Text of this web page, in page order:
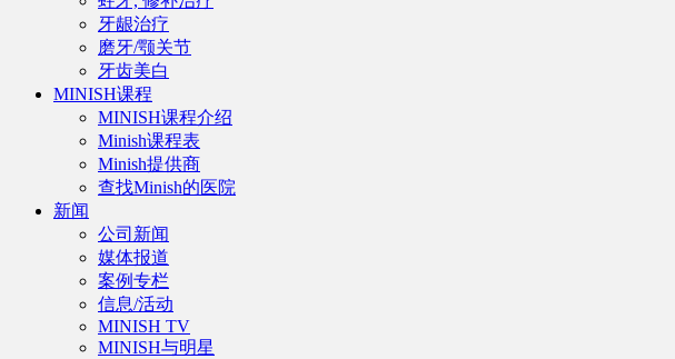
牙龈治疗
磨牙/颚关节
牙齿美白
MINISH课程
MINISH课程介绍
Minish课程表
Minish提供商
查找Minish的医院
新闻
公司新闻
媒体报道
案例专栏
信息/活动
MINISH TV
MINISH与明星